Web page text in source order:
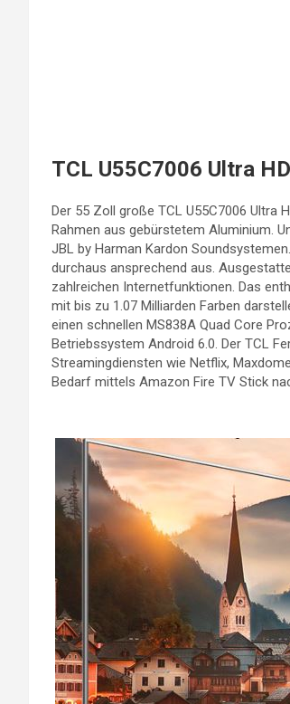
TCL U55C7006 Ultra
Der 55 Zoll große TCL U55C7006 Ultra
Rahmen aus gebürstetem Aluminium.
JBL by Harman Kardon
durchaus ansprechend aus.
zahlreichen Internetfunktionen. Das
mit bis zu 1.07 Milliarden Farben
einen schnellen MS838A Quad Core
Betriebssystem Android 6.0. Der TCL
Streamingdiensten wie Netflix,
Bedarf mittels Amazon Fire TV Stick